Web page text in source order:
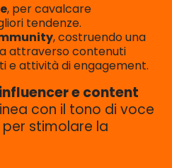
, per cavalcare
tendenze.
, costruendo una
attraverso contenuti
e attività di engagement.
e content
con il tono di voce
stimolare la